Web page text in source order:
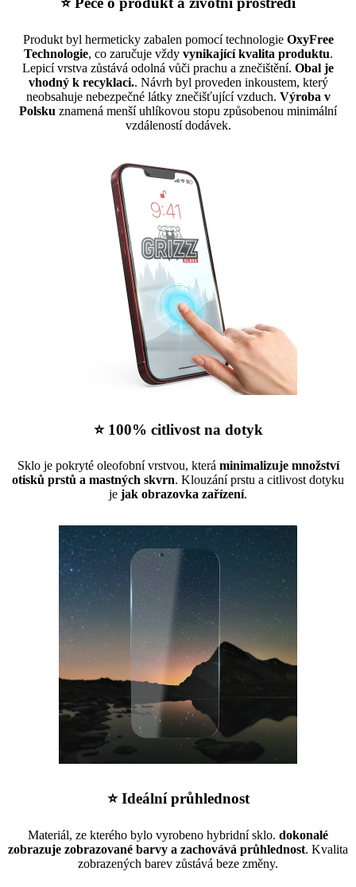
Produkt byl hermeticky zabalen pomocí technologie OxyFree
Technologie, co zaručuje vždy vynikající kvalita produktu.
Lepicí vrstva zůstává odolná vůči prachu a znečištění. Obal je
vhodný k recyklaci.. Návrh byl proveden inkoustem, který
neobsahuje nebezpečné látky znečišťující vzduch. Výroba v
Polsku znamená menší uhlíkovou stopu způsobenou minimální
vzdáleností dodávek.
⭐ 100% citlivost na dotyk
Sklo je pokryté oleofobní vrstvou, která minimalizuje množství
otisků prstů a mastných skvrn. Klouzání prstu a citlivost dotyku
je jak obrazovka zařízení.
⭐ Ideální průhlednost
Materiál, ze kterého bylo vyrobeno hybridní sklo. dokonalé
zobrazuje zobrazované barvy a zachovává průhlednost. Kvalita
zobrazených barev zůstává beze změny.